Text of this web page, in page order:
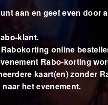
aan en geef even door
klant.
online
Rabo-korting
kaart(en) zonder
het evenement.